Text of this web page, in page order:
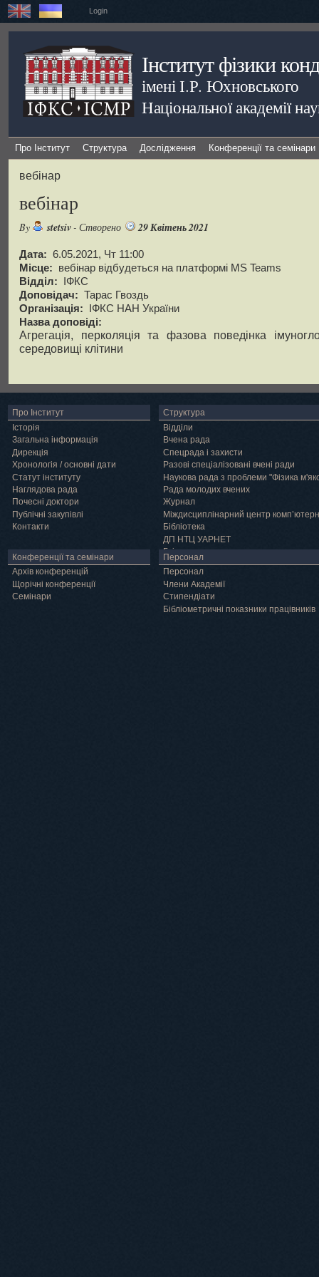
Login
Інститут фізики
імені І.Р. Юхновського
Національної академії
Про Інститут Структура Дослідження Конференції та семінари
вебінар
вебінар
By stetsiv- Створено 29 Квітень 2021
Дата: 6.05.2021, Чт 11:00
Місце: вебінар відбудеться на платформі MS Teams
Відділ: ІФКС
Доповідач: Тарас Гвоздь
Організація: ІФКС НАН України
Назва доповіді:
Агрегація, перколяція та фазова поведінка
середовищі клітини
Про Інститут
Історія
Загальна інформація
Дирекція
Хронологія / основні дати
Статут інституту
Наглядова рада
Почесні доктори
Публічні закупівлі
Контакти
Структура
Відділи
Вчена рада
Спецрада і захисти
Разові спеціалізовані вчені ради
Наукова рада з проблеми "Фізика
Рада молодих вчених
Журнал
Міждисциплінарний центр
Бібліотека
ДП НТЦ УАРНЕТ
Грід
Конференції та семінари
Архів конференцій
Щорічні конференції
Семінари
Персонал
Персонал
Члени Академії
Cтипендіати
Бібліометричні показники працівників